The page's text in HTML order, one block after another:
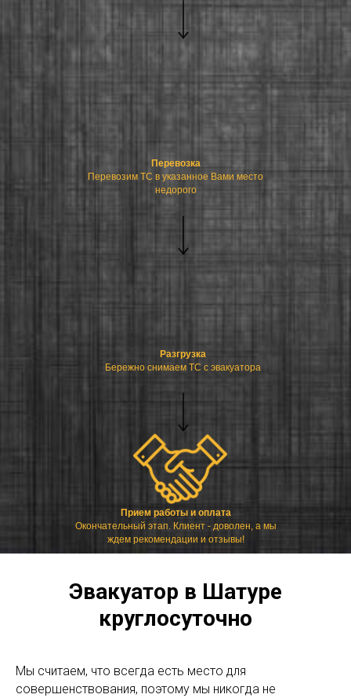
Перевозка
Перевозим ТС в указанное Вами место
недорого
Разгрузка
Бережно снимаем ТС с эвакуатора
Прием работы и оплата
Окончательный этап. Клиент - доволен, а мы
ждем рекомендации и отзывы!
Эвакуатор в Шатуре
круглосуточно
Мы считаем, что всегда есть место для
совершенствования, поэтому мы никогда не